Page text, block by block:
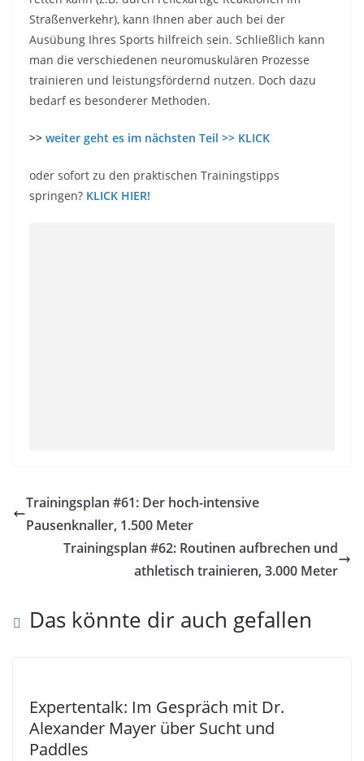
Straßenverkehr), kann Ihnen aber auch bei der
Ausübung Ihres Sports hilfreich sein. Schließlich kann
man die verschiedenen neuromuskulären Prozesse
trainieren und leistungsfördernd nutzen. Doch dazu
bedarf es besonderer Methoden.
>> weiter geht es im nächsten Teil >> KLICK
oder sofort zu den praktischen Trainingstipps
springen? KLICK HIER!
Trainingsplan #61: Der hoch-intensive
Pausenknaller, 1.500 Meter
Trainingsplan #62: Routinen aufbrechen und
athletisch trainieren, 3.000 Meter
Das könnte dir auch gefallen
Expertentalk: Im Gespräch mit Dr.
Alexander Mayer über Sucht und
Paddles